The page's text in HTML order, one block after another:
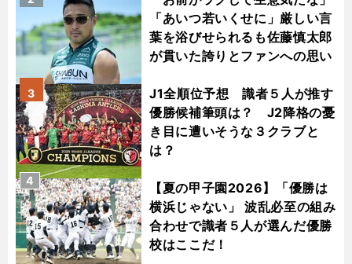
「あいつ若いくせに」厳しい言
葉を浴びせられるも佐藤慎太郎
が貫いた誇りとファンへの思い
J1全順位予想 識者５人が推す
優勝候補筆頭は？ J2降格の憂
き目に遭いそうな３クラブと
は？
3
【夏の甲子園2026】「優勝は
横浜じゃない」 波乱必至の組み
合わせで識者５人が選んだ優勝
校はここだ！
4